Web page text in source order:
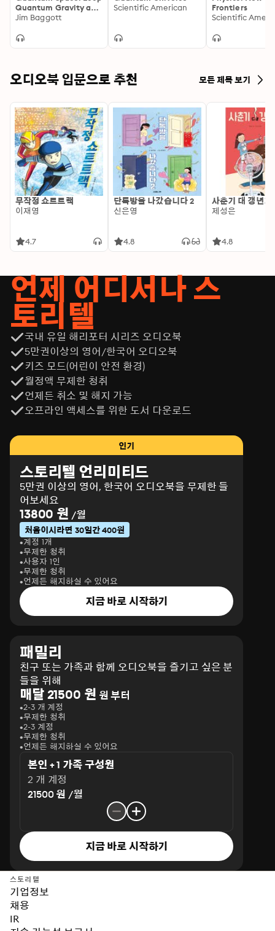
Quantum Gravity and
the Search for the
Time, and the
Jim Baggott
Scientific American
Frontiers
Scientific
오디오북 입문으로 추천 모든 제목 보기
무작정 쇼트트랙
이재영
4.7
단톡방을 나갔습니다 2
신은영
4.8
사춘기 대 갱년기
제성은
4.8
언제 어디서나 스
토리텔
국내 유일 해리포터 시리즈 오디오북
5만권이상의 영어/한국어 오디오북
키즈 모드(어린이 안전 환경)
월정액 무제한 청취
언제든 취소 및 해지 가능
오프라인 액세스를 위한 도서 다운로드
인기
스토리텔 언리미티드
5만권 이상의 영어, 한국어 오디오북을 무제한 들
어보세요
13800 원 /월
처음이시라면 30일간 400원
계정 1개
무제한 청취
사용자 1인
무제한 청취
언제든 해지하실 수 있어요
지금 바로 시작하기
패밀리
친구 또는 가족과 함께 오디오북을 즐기고 싶은 분
들을 위해
매달 21500 원 원 부터
2-3 개 계정
무제한 청취
2-3 계정
무제한 청취
언제든 해지하실 수 있어요
본인 + 1 가족 구성원
2 개 계정
21500 원 /월
지금 바로 시작하기
스토리텔
기업정보
채용
IR